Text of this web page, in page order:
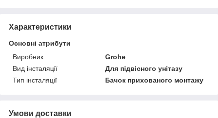
Характеристики
Основні атрибути
Виробник
Grohe
Вид інсталяції
Для підвісного унітазу
Тип інсталяції
Бачок прихованого монтажу
Умови доставки